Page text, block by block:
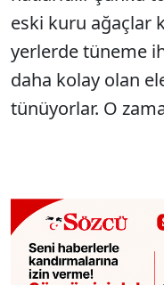
eski kuru ağaçlar
yerlerde tüneme
daha kolay olan
tünüyorlar. O